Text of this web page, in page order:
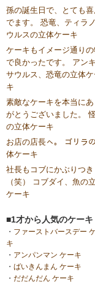
孫の誕生日で、とても喜
でます。 恐竜、ティラ
ウルスの立体ケーキ
ケーキもイメージ通りの
で良かったです。 アン
サウルス、恐竜の立体ケ
キ
素敵なケーキを本当にあ
がとうございました。
の立体ケーキ
お店の店長ㇸ。 ゴリラ
体ケーキ
社長もコブにかぶりつき
（笑） コブダイ、魚の
ケーキ
■1才から人気のケーキ
・ ファーストバースデー
キ
・ アンパンマン ケーキ
・ ばいきんまん ケーキ
・ だだんだん ケーキ